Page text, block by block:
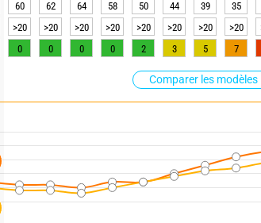
Comparer les modèles
60 62 64 58 50 44 39 35
>20 >20 >20 >20 >20 >20 >20 >20
0 0 0 0 2 3 5 7